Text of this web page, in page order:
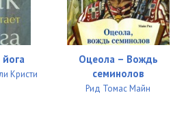
Кристи
Оцеола – Вождь
семинолов
Рид Томас Майн